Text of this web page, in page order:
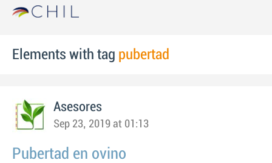
Elements with tag pubertad
Asesores
Sep 23, 2019 at 01:13
Pubertad en ovino